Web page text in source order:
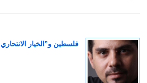
فلسطين و”الخيار